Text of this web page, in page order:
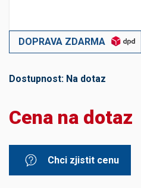
DOPRAVA ZDARMA
Dostupnost: Na dotaz
Cena na dotaz
Chci zjistit cenu